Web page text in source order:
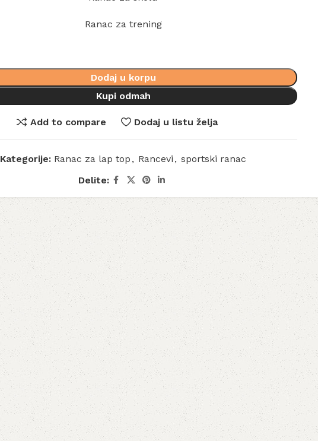
Ranac za trening
Dodaj u korpu
Kupi odmah
Add to compare Dodaj u listu želja
Kategorije: Ranac za lap top , Rancevi , sportski ranac
Delite: